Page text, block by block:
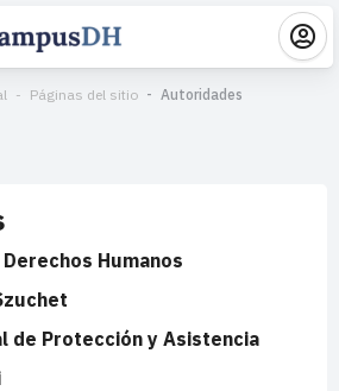
Páginas del sitio Autoridades
Humanos
de Protección y Asistencia